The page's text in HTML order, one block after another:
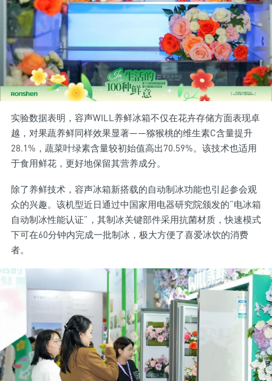
实验数据表明，容声WILL养鲜冰箱不仅在花卉存储方面表现卓
越，对果蔬养鲜同样效果显著——猕猴桃的维生素C含量提升
28.1%，蔬菜叶绿素含量较初始值高出70.59%。该技术也适用
于食用鲜花，更好地保留其营养成分。
除了养鲜技术，容声冰箱新搭载的自动制冰功能也引起参会观
众的兴趣。该机型近日通过中国家用电器研究院颁发的“电冰箱
自动制冰性能认证”，其制冰关键部件采用抗菌材质，快速模式
下可在60分钟内完成一批制冰，极大方便了喜爱冰饮的消费
者。